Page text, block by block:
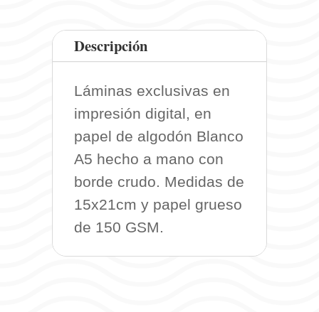
Descripción
Láminas exclusivas en
impresión digital, en
papel de algodón Blanco
A5 hecho a mano con
borde crudo. Medidas de
15x21cm y papel grueso
de 150 GSM.